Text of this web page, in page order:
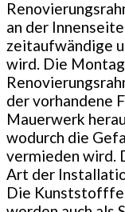
an der
zeitaufwändige
wird. Die
der vorhandene
Mauerwerk
wodurch die
vermieden wird.
Art der
Die